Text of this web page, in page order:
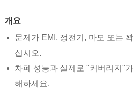
개요
문제가 EMI, 정전기, 마모 또는
십시오.
차폐 성능과 실제로 "커버리지"
해하세요.